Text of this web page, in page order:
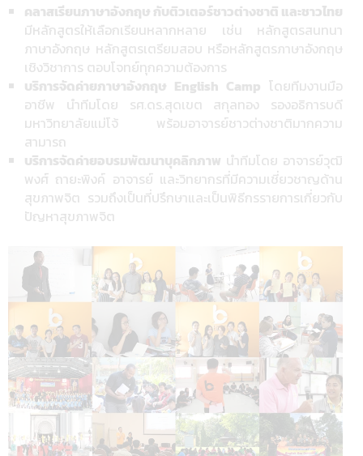
คลาสเรียนภาษาอังกฤษ กับติวเตอร์ชาวต่างชาติ และชาวไทย
มีหลักสูตรให้เลือกเรียนหลากหลาย เช่น หลักสูตรสนทนา
ภาษาอังกฤษ หลักสูตรเตรียมสอบ หรือหลักสูตรภาษาอังกฤษ
เชิงวิชาการ ตอบโจทย์ทุกความต้องการ
บริการจัดค่ายภาษาอังกฤษ English Camp โดยทีมงานมือ
อาชีพ นำทีมโดย รศ.ดร.สุดเขต สกุลทอง รองอธิการบดี
มหาวิทยาลัยแม่โจ้ พร้อมอาจารย์ชาวต่างชาติมากความ
สามารถ
บริการจัดค่ายอบรมพัฒนาบุคลิกภาพ นำทีมโดย อาจารย์วุฒิ
พงศ์ ถายะพิงค์ อาจารย์ และวิทยากรที่มีความเชี่ยวชาญด้าน
สุขภาพจิต รวมถึงเป็นที่ปรึกษาและเป็นพิธีกรรายการเกี่ยวกับ
ปัญหาสุขภาพจิต